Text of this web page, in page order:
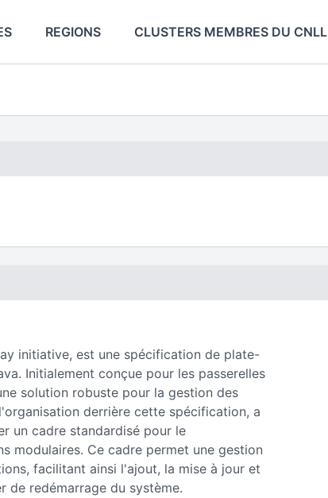
REGIONS CLUSTERS MEMBRES DU CNLL
initiative, est une spécification de plate-
Initialement conçue pour les passerelles
solution robuste pour la gestion des
derrière cette spécification, a
un cadre standardisé pour le
modulaires. Ce cadre permet une gestion
facilitant ainsi l'ajout, la mise à jour et
de redémarrage du système.